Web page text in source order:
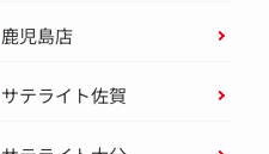
鹿児島店
サテライト佐賀